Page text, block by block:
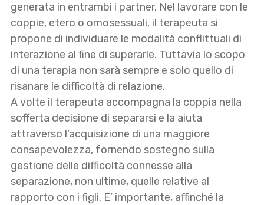
generata in entrambi i partner. Nel lavorare con le
coppie, etero o omosessuali, il terapeuta si
propone di individuare le modalità conflittuali di
interazione al fine di superarle. Tuttavia lo scopo
di una terapia non sarà sempre e solo quello di
risanare le difficoltà di relazione.
A volte il terapeuta accompagna la coppia nella
sofferta decisione di separarsi e la aiuta
attraverso l’acquisizione di una maggiore
consapevolezza, fornendo sostegno sulla
gestione delle difficoltà connesse alla
separazione, non ultime, quelle relative al
rapporto con i figli. E’ importante, affinché la